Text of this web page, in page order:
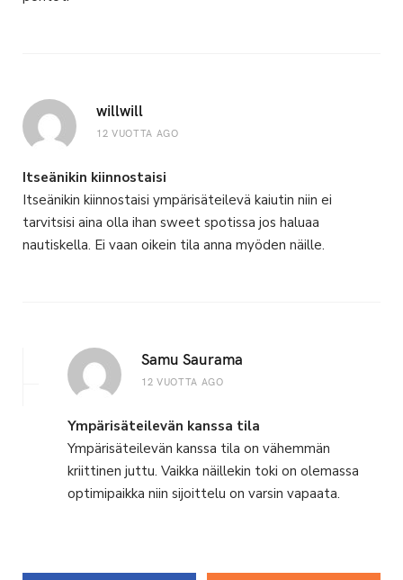
willwill
12 VUOTTA AGO
Itseänikin kiinnostaisi
Itseänikin kiinnostaisi ympärisäteilevä kaiutin niin ei
tarvitsisi aina olla ihan sweet spotissa jos haluaa
nautiskella. Ei vaan oikein tila anna myöden näille.
Samu Saurama
12 VUOTTA AGO
Ympärisäteilevän kanssa tila
Ympärisäteilevän kanssa tila on vähemmän
kriittinen juttu. Vaikka näillekin toki on olemassa
optimipaikka niin sijoittelu on varsin vapaata.